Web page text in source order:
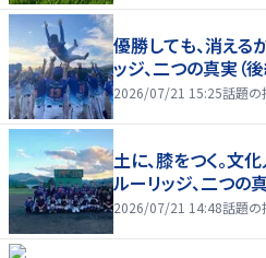
優勝しても、消える
ッジ、二つの真実（後
2026/07/21 15:25話題の
土に、膝をつく。文
ルーリッジ、二つの
2026/07/21 14:48話題の